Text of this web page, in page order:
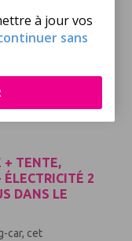
à jour vos
sans
+ TENTE,
2
DANS LE
car, cet